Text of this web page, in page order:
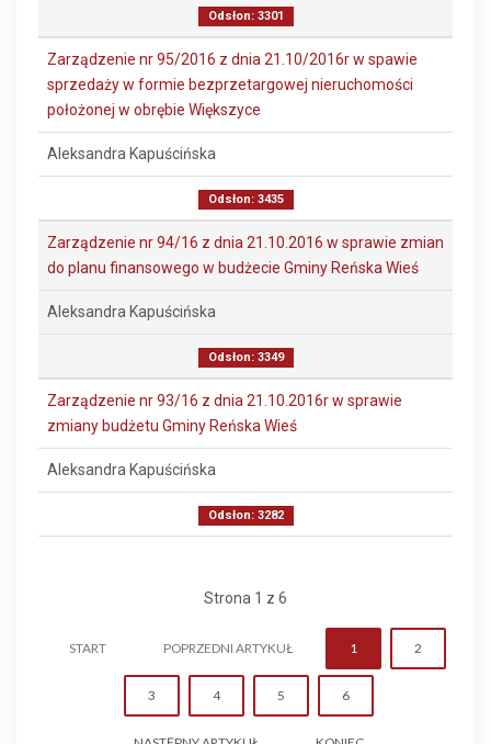
Odsłon: 3301
Zarządzenie nr 95/2016 z dnia 21.10/2016r w spawie
sprzedaży w formie bezprzetargowej nieruchomości
położonej w obrębie Większyce
Aleksandra Kapuścińska
Odsłon: 3435
Zarządzenie nr 94/16 z dnia 21.10.2016 w sprawie zmian
do planu finansowego w budżecie Gminy Reńska Wieś
Aleksandra Kapuścińska
Odsłon: 3349
Zarządzenie nr 93/16 z dnia 21.10.2016r w sprawie
zmiany budżetu Gminy Reńska Wieś
Aleksandra Kapuścińska
Odsłon: 3282
Strona 1 z 6
START POPRZEDNI ARTYKUŁ 1 2
3 4 5 6